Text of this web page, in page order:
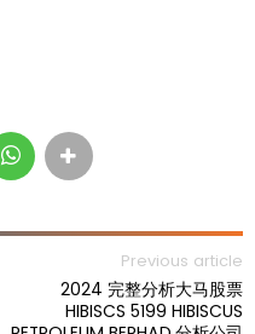
Previous article
2024 完整分析大马股票
HIBISCS 5199 HIBISCUS